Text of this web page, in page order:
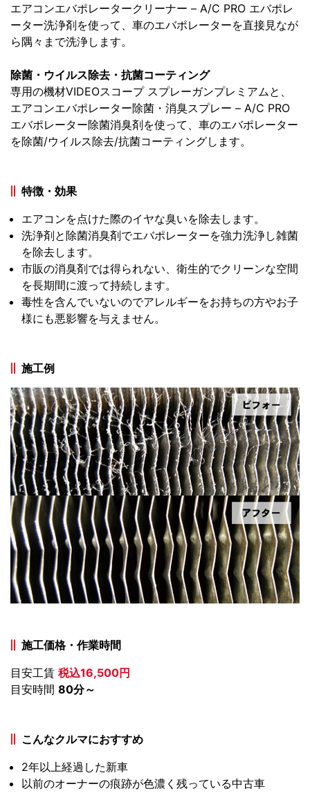
エアコンエバポレータークリーナー – A/C PRO エバポレ
ーター洗浄剤を使って、車のエバポレーターを直接見なが
ら隅々まで洗浄します。
除菌・ウイルス除去・抗菌コーティング
専用の機材VIDEOスコープ スプレーガンプレミアムと、
エアコンエバポレーター除菌・消臭スプレー – A/C PRO
エバポレーター除菌消臭剤を使って、車のエバポレーター
を除菌/ウイルス除去/抗菌コーティングします。
特徴・効果
エアコンを点けた際のイヤな臭いを除去します。
洗浄剤と除菌消臭剤でエバポレーターを強力洗浄し雑菌
を除去します。
市販の消臭剤では得られない、衛生的でクリーンな空間
を長期間に渡って持続します。
毒性を含んでいないのでアレルギーをお持ちの方やお子
様にも悪影響を与えません。
施工例
施工価格・作業時間
目安工賃 税込16,500円
目安時間 80分～
こんなクルマにおすすめ
2年以上経過した新車
以前のオーナーの痕跡が色濃く残っている中古車